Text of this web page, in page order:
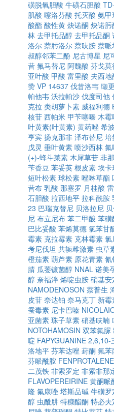
磺脱氧胆酸 牛磺石胆酸
肌酸 噻洛芬酸 托灭酸 氨甲
酸酯 酸性黄 炔诺酮 炔诺肟
林 去甲托品醇 去甲托品酮
洛尔 萘肟洛尔 萘呋胺 萘哌
叔醇邻苯二酚 尼古博星 尼
昔 氟马替尼 阿魏酸 芬戈莫
亚叶酸 甲酸 富里酸 夫西地
赞 VP 14637 伐昔洛韦 缬
帕他韦 沃拉帕沙 伐度司他
克拉 类胡萝卜素 威福利德
核苷 西帕米 甲苄噻嗪 木霉
叶黄素(叶黄素) 黄药唑 希
亨宾 扬克那非 泽布替尼 培
戊灵 垂叶黄素 喷沙西林 氟
(+)-蜂斗菜素 木犀草苷 非
苄香豆 苯妥英 根皮素 埃卡
短叶松素 球松素 唑啉草酯
昔布 乳酸 那塞罗 月桂酸
石胆酸 拉西地平 拉科酰胺
23 巴瑞克替尼 贝洛拉尼
尼 布立尼布 苯二甲酸 苯磺
巴比妥酸 苯烯莫德 氯苯甘
霉素 克拉霉素 克林霉素 氯
考尼伐坦 共轭雌激素 虫草
橙茄素 葫芦素 原花青素 氰
腈 瓜萎镰菌醇 NNAL 诺美
醇 奈福泮 烯啶虫胺 硝基安
NAMODENOSON 萘普生
皮苷 奈达铂 奈马克丁 新霉
蚕毒素 尼卡巴嗪
亚菌素 珠子草素 硝基呋喃
NOTOHAMOSIN 双苯氟脲
啶 FAPYGUANINE 2,6,10-
洛地平 芬苯达唑 葑酮 氟苯
芬哌酰胺 FENPROTALENE
二茂铁 非索罗定 非索非那
FLAVOPEREIRINE 黄酮哌
隆 氟康唑 塔斯品碱 牛磺罗
醇 虫酰肼 特糠酯酮 特必夫